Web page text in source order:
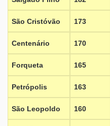
São Cristóvão 173
Centenário 170
Forqueta 165
Petrópolis 163
São Leopoldo 160